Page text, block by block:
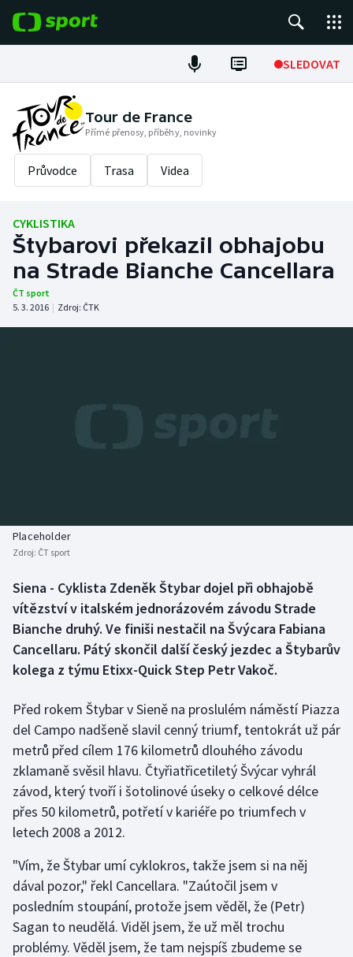
SLEDOVAT
Fotbal
Hokej
Tenis
Cyklistika
DALŠÍ SPORTY
Americký fotbal
Curling
Dostihy
Florbal
Futsal
Golf
Gymnastika
Házená
Jezdectví
Judo
Krasobruslení
Lezení
NEPŘEHLÉDNĚTE
Tour de France
Přímé přenosy, příběhy, novinky
Průvodce Trasa Videa
CYKLISTIKA
Štybarovi překazil obhajobu
na Strade Bianche Cancellara
ČT sport
5. 3. 2016 | Zdroj: ČTK
Placeholder
Zdroj: ČT sport
Siena - Cyklista Zdeněk Štybar dojel při obhajobě
vítězství v italském jednorázovém závodu Strade
Bianche druhý. Ve finiši nestačil na Švýcara Fabiana
Cancellaru. Pátý skončil další český jezdec a Štybarův
kolega z týmu Etixx-Quick Step Petr Vakoč.
Před rokem Štybar v Sieně na proslulém náměstí Piazza
del Campo nadšeně slavil cenný triumf, tentokrát už pár
metrů před cílem 176 kilometrů dlouhého závodu
zklamaně svěsil hlavu. Čtyřiatřicetiletý Švýcar vyhrál
závod, který tvoří i šotolinové úseky o celkové délce
přes 50 kilometrů, potřetí v kariéře po triumfech v
letech 2008 a 2012.
"Vím, že Štybar umí cyklokros, takže jsem si na něj
dával pozor," řekl Cancellara. "Zaútočil jsem v
posledním stoupání, protože jsem věděl, že (Petr)
Sagan to neudělá. Viděl jsem, že už měl trochu
problémy. Věděl jsem, že tam nejspíš zbudeme se